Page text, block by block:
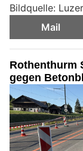
Bildquelle:
Mail
Rothenthurm
gegen